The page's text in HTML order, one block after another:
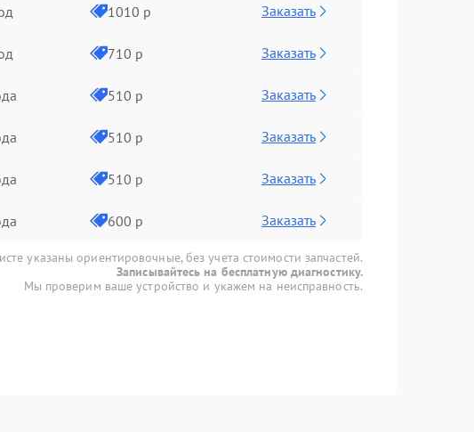
1010 р Заказать
710 р Заказать
510 р Заказать
510 р Заказать
510 р Заказать
600 р Заказать
указаны ориентировочные, без учета стоимости запчастей.
Записывайтесь на бесплатную диагностику.
Мы проверим ваше устройство и укажем на неисправность.